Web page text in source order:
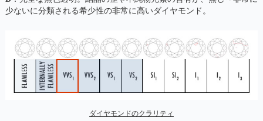
少ないに分類される希少性の非常に高いダイヤモンド。
ダイヤモンドのクラリティ